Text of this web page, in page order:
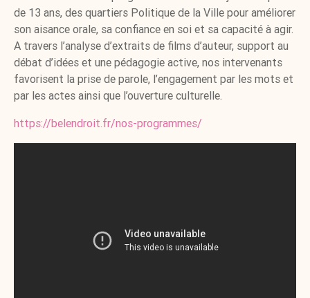
de 13 ans, des quartiers Politique de la Ville pour améliorer
son aisance orale, sa confiance en soi et sa capacité à agir.
A travers l’analyse d’extraits de films d’auteur, support au
débat d’idées et une pédagogie active, nos intervenants
favorisent la prise de parole, l’engagement par les mots et
par les actes ainsi que l’ouverture culturelle.
https://belendroit.fr/nos-programmes/